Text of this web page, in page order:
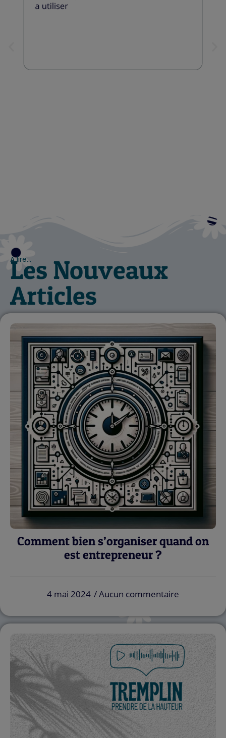
A lire…
Les Nouveaux
Articles
Comment bien s’organiser quand on
est entrepreneur ?
4 mai 2024 Aucun commentaire